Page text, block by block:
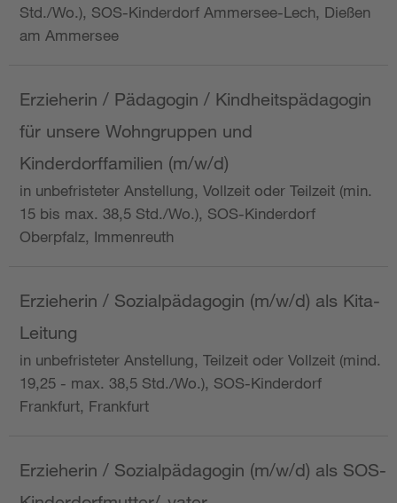
Std./Wo.), SOS-Kinderdorf Ammersee-Lech, Dießen
am Ammersee
Erzieherin / Pädagogin / Kindheitspädagogin
für unsere Wohngruppen und
Kinderdorffamilien (m/w/d)
in unbefristeter Anstellung, Vollzeit oder Teilzeit (min.
15 bis max. 38,5 Std./Wo.), SOS-Kinderdorf
Oberpfalz, Immenreuth
Erzieherin / Sozialpädagogin (m/w/d) als Kita-
Leitung
in unbefristeter Anstellung, Teilzeit oder Vollzeit (mind.
19,25 - max. 38,5 Std./Wo.), SOS-Kinderdorf
Frankfurt, Frankfurt
Erzieherin / Sozialpädagogin (m/w/d) als SOS-